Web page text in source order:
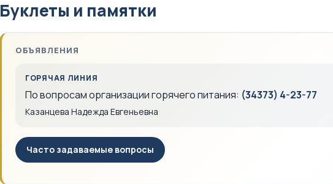
Буклеты и памятки
ОБЪЯВЛЕНИЯ
ГОРЯЧАЯ ЛИНИЯ
По вопросам организации горячего питания: (34373) 4-23-77
Казанцева Надежда Евгеньевна
Часто задаваемые вопросы